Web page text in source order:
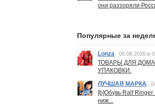
они раззоряли
Популярные за
Lonza 05.08.2026 в
ТОВАРЫ ДЛЯ ДОМА
УПАКОВКИ.
ЛУЧШАЯ МАРКА
[b]Обувь Ralf
ниж...